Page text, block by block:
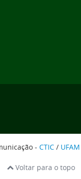
- CTIC / UFAM
Voltar para o topo